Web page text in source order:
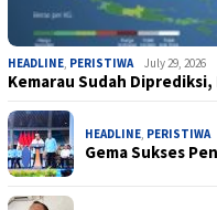
HEADLINE, PERISTIWA July 29, 2026
Kemarau Sudah
HEADLINE, PERISTIWA
Gema Sukses